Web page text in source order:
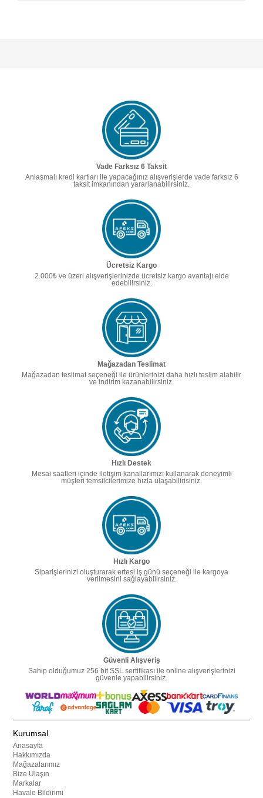
Vade Farksız 6 Taksit
Anlaşmalı kredi kartları ile yapacağınız alışverişlerde vade farksız 6
taksit imkanından yararlanabilirsiniz.
Ücretsiz Kargo
2.000₺ ve üzeri alışverişlerinizde ücretsiz kargo avantajı elde
edebilirsiniz.
Mağazadan Teslimat
Mağazadan teslimat seçeneği ile ürünlerinizi daha hızlı teslim alabilir
ve indirim kazanabilirsiniz.
Hızlı Destek
Mesai saatleri içinde iletişim kanallarımızı kullanarak deneyimli
müşteri temsilcilerimize hızla ulaşabilirisiniz.
Hızlı Kargo
Siparişlerinizi oluşturarak ertesi iş günü seçeneği ile kargoya
verilmesini sağlayabilirsiniz.
Güvenli Alışveriş
Sahip olduğumuz 256 bit SSL sertifikası ile online alışverişlerinizi
güvenle yapabilirsiniz.
Kurumsal
Anasayfa
Hakkımızda
Mağazalarımız
Bize Ulaşın
Markalar
Havale Bildirimi